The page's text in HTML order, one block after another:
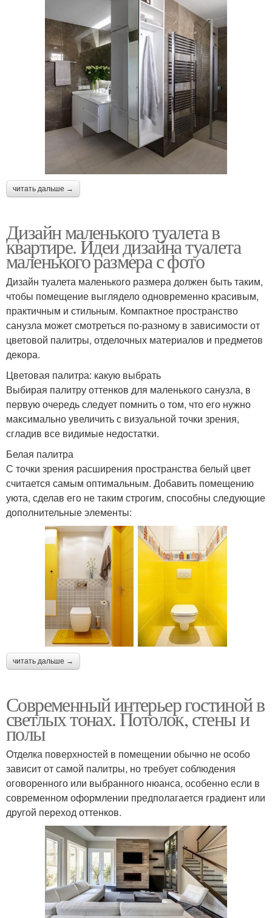
читать дальше →
Дизайн маленького туалета в
квартире. Идеи дизайна туалета
маленького размера с фото
Дизайн туалета маленького размера должен быть таким,
чтобы помещение выглядело одновременно красивым,
практичным и стильным. Компактное пространство
санузла может смотреться по-разному в зависимости от
цветовой палитры, отделочных материалов и предметов
декора.
Цветовая палитра: какую выбрать
Выбирая палитру оттенков для маленького санузла, в
первую очередь следует помнить о том, что его нужно
максимально увеличить с визуальной точки зрения,
сгладив все видимые недостатки.
Белая палитра
С точки зрения расширения пространства белый цвет
считается самым оптимальным. Добавить помещению
уюта, сделав его не таким строгим, способны следующие
дополнительные элементы:
читать дальше →
Современный интерьер гостиной в
светлых тонах. Потолок, стены и
полы
Отделка поверхностей в помещении обычно не особо
зависит от самой палитры, но требует соблюдения
оговоренного или выбранного нюанса, особенно если в
современном оформлении предполагается градиент или
другой переход оттенков.